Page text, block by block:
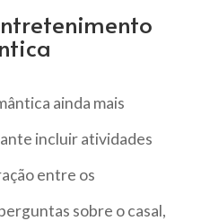
ainda mais
incluir atividades
entre os
sobre o casal,